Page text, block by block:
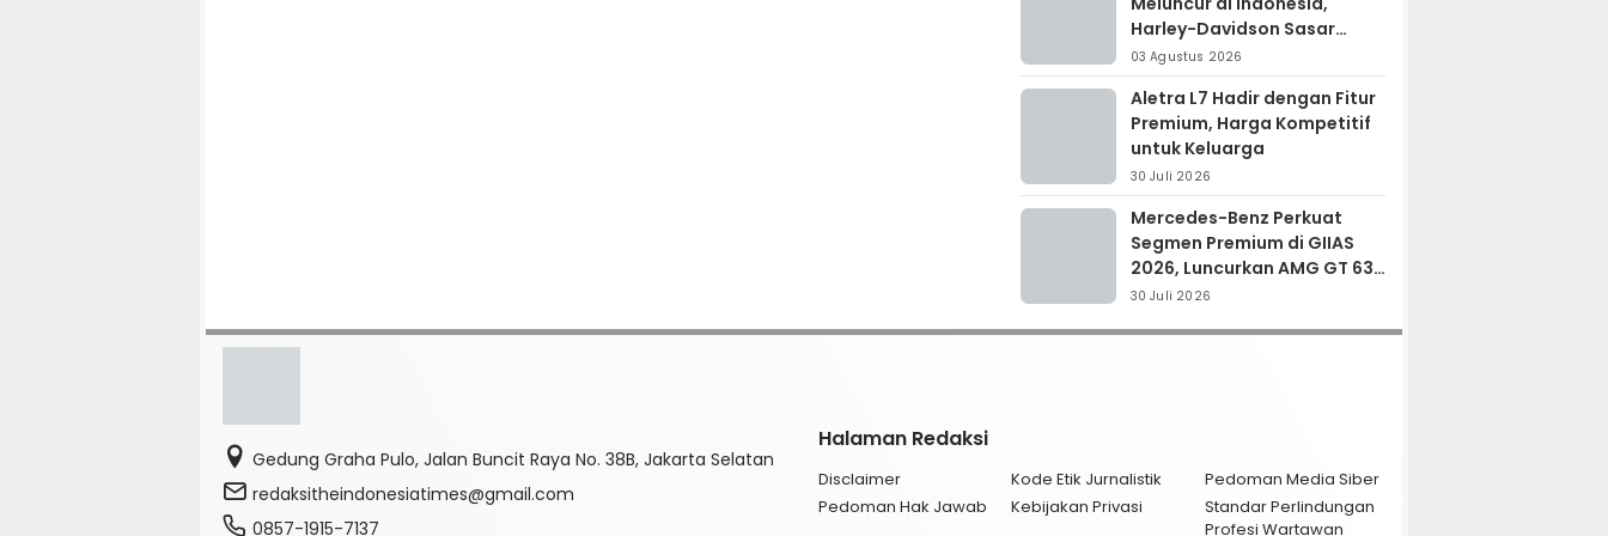
Harley-Davidson Sasar
Kolektor Motor Premium
03 Agustus 2026
Aletra L7 Hadir dengan Fitur
Premium, Harga Kompetitif
untuk Keluarga
30 Juli 2026
Mercedes-Benz Perkuat
Segmen Premium di GIIAS
2026, Luncurkan AMG GT 63
PRO dan GLC 200
30 Juli 2026
Gedung Graha Pulo, Jalan Buncit Raya No. 38B, Jakarta Selatan
redaksitheindonesiatimes@gmail.com
0857-1915-7137
Halaman Redaksi
Disclaimer Kode Etik Jurnalistik
Pedoman Media Siber
Pedoman Hak Jawab
Kebijakan Privasi
Standar Perlindungan
Profesi Wartawan